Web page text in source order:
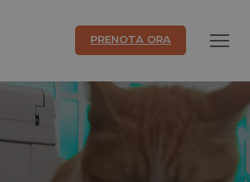
PRENOTA ORA